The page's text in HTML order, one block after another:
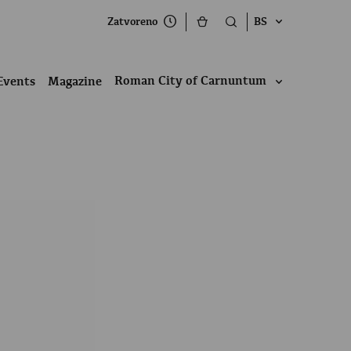
Zatvoreno BS
Magazine Roman City of Carnuntum